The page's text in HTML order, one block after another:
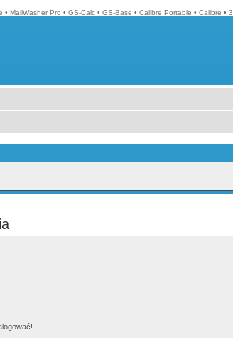
• MailWasher Pro • GS-Calc • GS-Base • Calibre Portable • Calibre •